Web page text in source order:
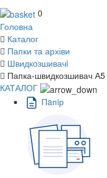
0
Головна
Каталог
Папки та архіви
Швидкозшивачi
Папка-швидкозшивач
КАТАЛОГ
Пaпiр